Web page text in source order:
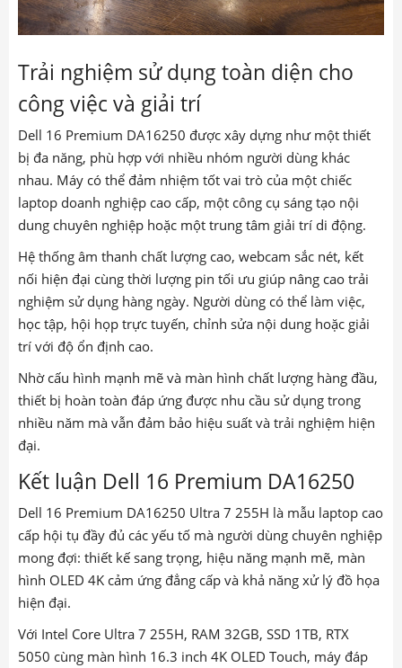
Trải nghiệm sử dụng toàn diện cho
công việc và giải trí
Dell 16 Premium DA16250 được xây dựng như một thiết
bị đa năng, phù hợp với nhiều nhóm người dùng khác
nhau. Máy có thể đảm nhiệm tốt vai trò của một chiếc
laptop doanh nghiệp cao cấp, một công cụ sáng tạo nội
dung chuyên nghiệp hoặc một trung tâm giải trí di động.
Hệ thống âm thanh chất lượng cao, webcam sắc nét, kết
nối hiện đại cùng thời lượng pin tối ưu giúp nâng cao trải
nghiệm sử dụng hàng ngày. Người dùng có thể làm việc,
học tập, hội họp trực tuyến, chỉnh sửa nội dung hoặc giải
trí với độ ổn định cao.
Nhờ cấu hình mạnh mẽ và màn hình chất lượng hàng đầu,
thiết bị hoàn toàn đáp ứng được nhu cầu sử dụng trong
nhiều năm mà vẫn đảm bảo hiệu suất và trải nghiệm hiện
đại.
Kết luận Dell 16 Premium DA16250
Dell 16 Premium DA16250 Ultra 7 255H là mẫu laptop cao
cấp hội tụ đầy đủ các yếu tố mà người dùng chuyên nghiệp
mong đợi: thiết kế sang trọng, hiệu năng mạnh mẽ, màn
hình OLED 4K cảm ứng đẳng cấp và khả năng xử lý đồ họa
hiện đại.
Với Intel Core Ultra 7 255H, RAM 32GB, SSD 1TB, RTX
5050 cùng màn hình 16.3 inch 4K OLED Touch, máy đáp